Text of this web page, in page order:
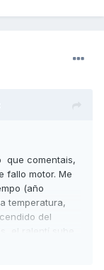
que comentais,
fallo motor. Me
(año
temperatura,
del
el ralentí sube
solo me queda